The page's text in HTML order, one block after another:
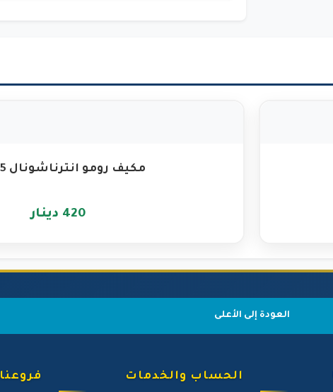
مكيف رومو انترناشونال 1.5طن
420 دينار
العودة إلى الأعلى
الحساب والخدمات فروعنا